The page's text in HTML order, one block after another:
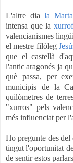
L'altre diala Marta
intensa que la
valencianismes
el mestre filòleg
que el castellà
l'antic aragonés ja
què passa, per
municipis de la
quilòmetres de
"xurros" pels
més influenciat per
Ho pregunte des
tingut l'oportunitat
de sentir estos